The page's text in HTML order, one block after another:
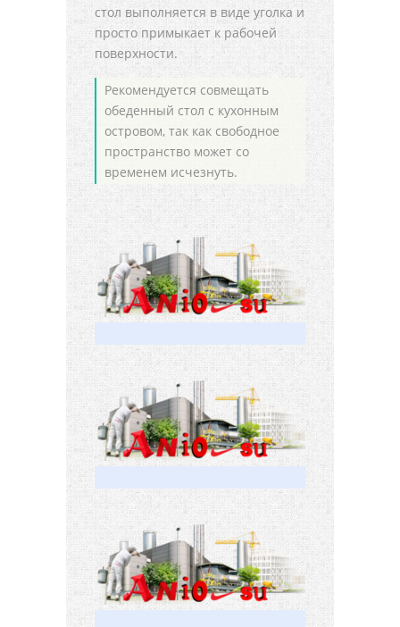
стол выполняется в виде уголка и
просто примыкает к рабочей
поверхности.
Рекомендуется совмещать
обеденный стол с кухонным
островом, так как свободное
пространство может со
временем исчезнуть.